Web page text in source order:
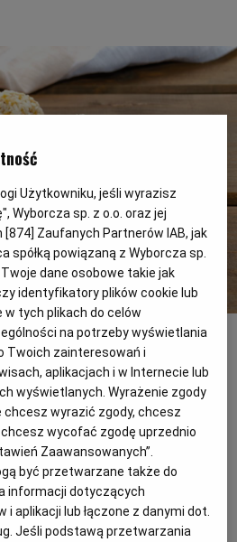
PŁOCK
POZNAŃ
RADOM
RYBNIK
DZIECKO
POGODA
PODRÓŻE
WIDEO
FORUM
fot. shutterstock
kaszy jaglanej (ok. 180
Użytkowniku, jeśli wyrazisz
Wyborcza sp. z o.o. oraz jej
[874] Zaufanych Partnerów IAB, jak
spółką powiązaną z Wyborcza sp.
dane osobowe takie jak
identyfikatory plików cookie lub
tych plikach do celów
na potrzeby wyświetlania
Twoich zainteresowań i
aplikacjach i w Internecie lub
wyświetlanych. Wyrażenie zgody
chcesz wyrazić zgody, chcesz
wycofać zgodę uprzednio
Zaawansowanych”.
być przetwarzane także do
informacji dotyczących
aplikacji lub łączone z danymi dot.
Jeśli podstawą przetwarzania